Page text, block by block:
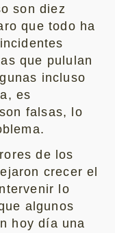
son diez
que todo ha
que pululan
incluso
es
falsas, lo
de los
crecer el
lo
algunos
hoy día una